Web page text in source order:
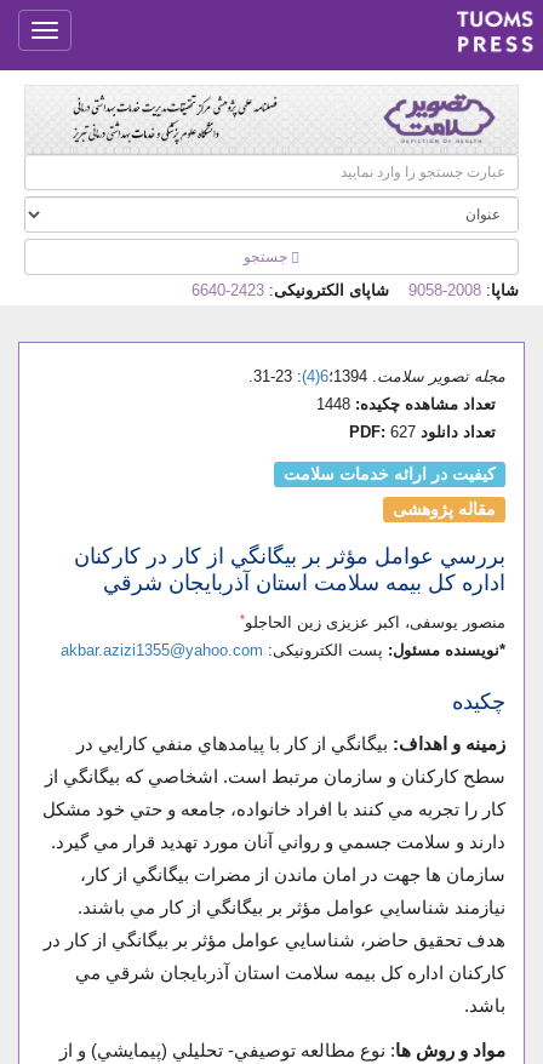
جستجو
شاپا:
2008-9058 شاپای الکترونیکی:
2423-6640
مجله تصویر سلامت. 1394؛ 6(4)
: 23-31.
تعداد مشاهده چکیده:
تعداد دانلود PDF: 627
کیفیت در ارائه خدمات سلامت
مقاله پژوهشی
بررسي عوامل مؤثر بر بيگانگي از کار در کارکنان
اداره کل بيمه سلامت استان آذربايجان شرقي
منصور یوسفی، اکبر عزیزی زین الحاجلو*
*نویسنده مسئول: پست الکترونیکی: akbar.azizi1355@yahoo.com
چکیده
زمينه و اهداف: بيگانگي از کار با پيامدهاي منفي كارايي در
سطح كاركنان و سازمان مرتبط است. اشخاصي كه بيگانگي از
کار را تجربه مي كنند با افراد خانواده، جامعه و حتي خود مشكل
دارند و سلامت جسمي و رواني آنان مورد تهديد قرار مي گيرد.
سازمان ها جهت در امان ماندن از مضرات بيگانگي از کار،
نيازمند شناسايي عوامل مؤثر بر بيگانگي از کار مي باشند.
هدف تحقيق حاضر، شناسايي عوامل مؤثر بر بيگانگي از کار در
کارکنان اداره کل بيمه سلامت استان آذربايجان شرقي مي
باشد.
مواد و روش ها: نوع مطالعه توصيفي- تحليلي (پيمايشي) و از